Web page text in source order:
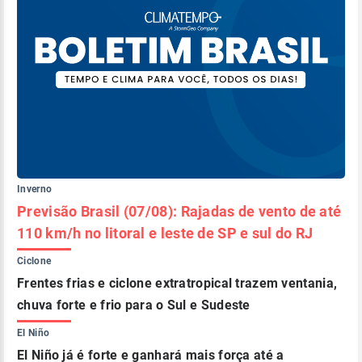
Inverno
Previsão Brasil (07/08): Rajadas de vento de até
110 km/h no litoral e leste de SP e sul do RJ
Ciclone
Frentes frias e ciclone extratropical trazem ventania,
chuva forte e frio para o Sul e Sudeste
El Niño
El Niño já é forte e ganhará mais força até a